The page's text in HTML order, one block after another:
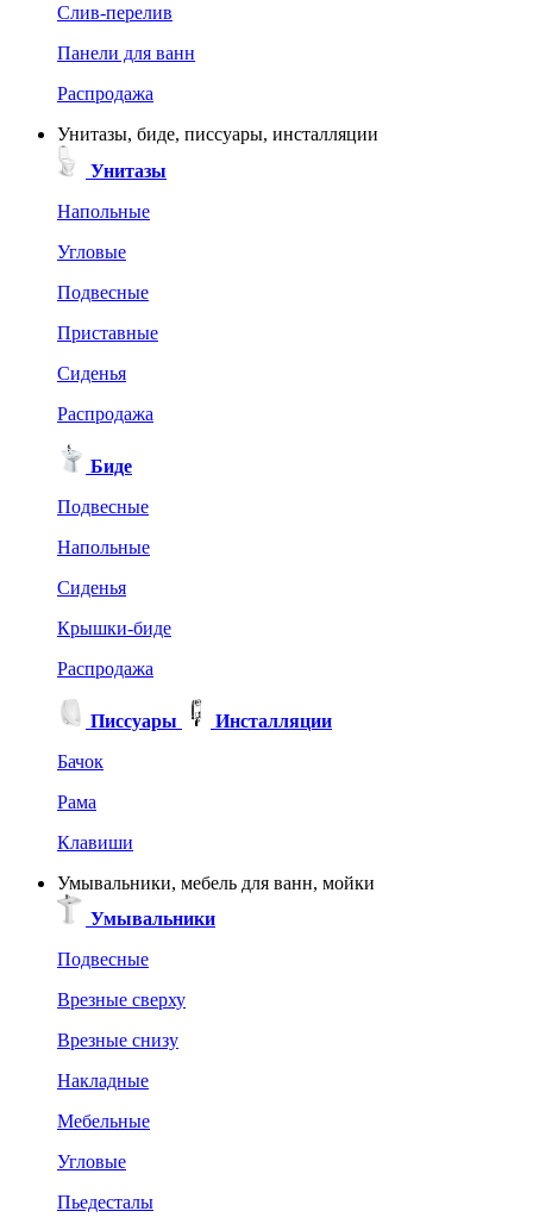
Слив-перелив
Панели для ванн
Распродажа
Унитазы, биде, писсуары, инсталляции
Унитазы
Напольные
Угловые
Подвесные
Приставные
Сиденья
Распродажа
Биде
Подвесные
Напольные
Сиденья
Крышки-биде
Распродажа
Писсуары
Инсталляции
Бачок
Рама
Клавиши
Умывальники, мебель для ванн, мойки
Умывальники
Подвесные
Врезные сверху
Врезные снизу
Накладные
Мебельные
Угловые
Пьедесталы